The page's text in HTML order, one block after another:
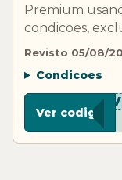
Premium
condicoes,
Revisto 05/08/
Condicoes
Ver codigo